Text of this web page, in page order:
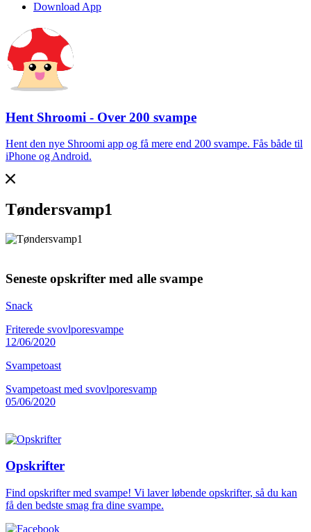
Download App
Hent Shroomi - Over 200 svampe
Hent den nye Shroomi app og få mere end 200 svampe. Fås både til
iPhone og Android.
Tøndersvamp1
Seneste opskrifter med alle svampe
Snack
Friterede svovlporesvampe
12/06/2020
Svampetoast
Svampetoast med svovlporesvamp
05/06/2020
Opskrifter
Find opskrifter med svampe! Vi laver løbende opskrifter, så du kan
få den bedste smag fra dine svampe.